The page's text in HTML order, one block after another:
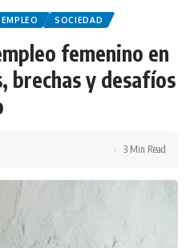
EMPLEO SOCIEDAD
femenino en
brechas y desafíos
3 Min Read